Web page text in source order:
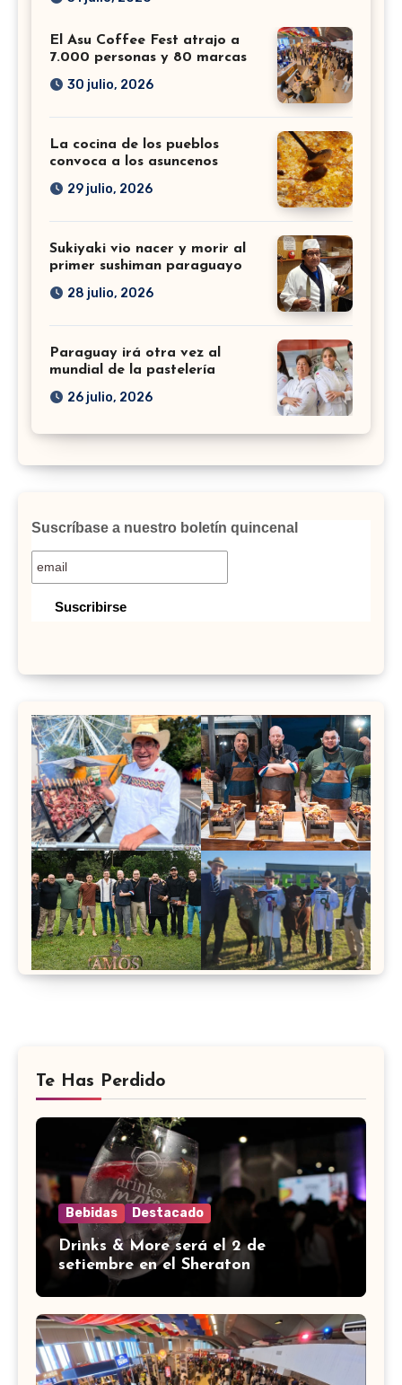
El Asu Coffee Fest atrajo a
7.000 personas y 80 marcas
30 julio, 2026
La cocina de los pueblos
convoca a los asuncenos
29 julio, 2026
Sukiyaki vio nacer y morir al
primer sushiman paraguayo
28 julio, 2026
Paraguay irá otra vez al
mundial de la pastelería
26 julio, 2026
Suscríbase a nuestro boletín quincenal
Te Has Perdido
Bebidas Destacado
Drinks & More será el 2 de
setiembre en el Sheraton